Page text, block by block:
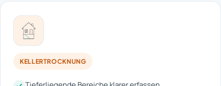
KELLERTROCKNUNG